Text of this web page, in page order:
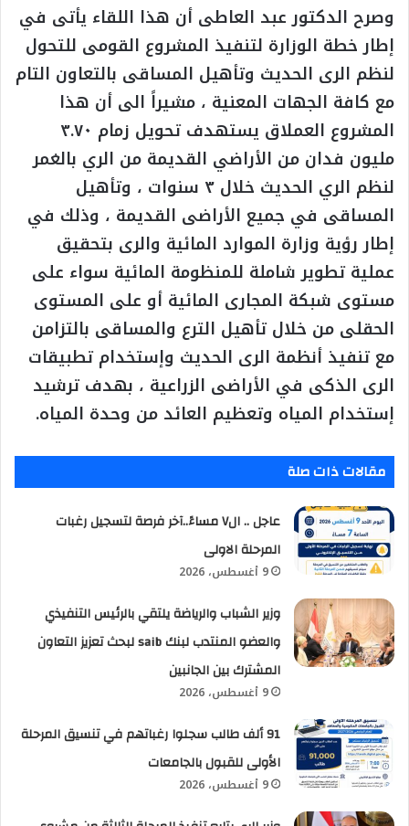
وصرح الدكتور عبد العاطى أن هذا اللقاء يأتى في
إطار خطة الوزارة لتنفيذ المشروع القومى للتحول
لنظم الرى الحديث وتأهيل المساقى بالتعاون التام
مع كافة الجهات المعنية ، مشيراً الى أن هذا
المشروع العملاق يستهدف تحويل زمام ٣.٧٠
مليون فدان من الأراضي القديمة من الري بالغمر
لنظم الري الحديث خلال ٣ سنوات ، وتأهيل
المساقى في جميع الأراضى القديمة ، وذلك في
إطار رؤية وزارة الموارد المائية والرى بتحقيق
عملية تطوير شاملة للمنظومة المائية سواء على
مستوى شبكة المجارى المائية أو على المستوى
الحقلى من خلال تأهيل الترع والمساقى بالتزامن
مع تنفيذ أنظمة الرى الحديث وإستخدام تطبيقات
الرى الذكى في الأراضى الزراعية ، بهدف ترشيد
إستخدام المياه وتعظيم العائد من وحدة المياه.
مقالات ذات صلة
عاجل .. ال٧ مساءً..آخر فرصة لتسجيل رغبات
المرحلة الاولى
9 أغسطس، 2026
وزير الشباب والرياضة يلتقي بالرئيس التنفيذي
والعضو المنتدب لبنك saib لبحث تعزيز التعاون
المشترك بين الجانبين
9 أغسطس، 2026
91 ألف طالب سجلوا رغباتهم في تنسيق المرحلة
الأولى للقبول بالجامعات
9 أغسطس، 2026